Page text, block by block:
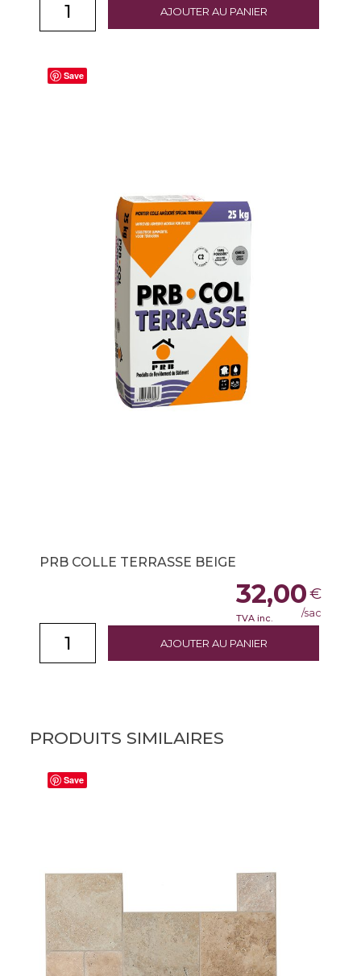
AJOUTER AU PANIER
Save
PRB COLLE TERRASSE BEIGE
AJOUTER AU PANIER
32,00€
TVA inc. /sac
PRODUITS SIMILAIRES
Save